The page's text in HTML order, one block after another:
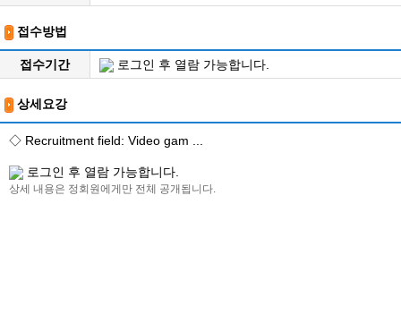
접수방법
접수기간 로그인 후 열람 가능합니다.
상세요강
◇ Recruitment field: Video gam ...
로그인 후 열람 가능합니다.
상세 내용은 정회원에게만 전체 공개됩니다.